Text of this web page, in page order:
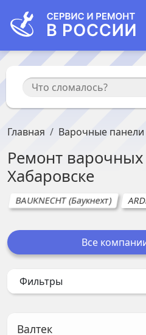
Главная Варочные панели
Ремонт
Хабаровске
BAUKNECHT (Баукнехт)
Все
Фильтры
Валтек